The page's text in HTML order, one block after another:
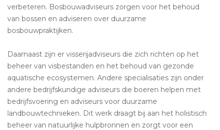
verbeteren. Bosbouwadviseurs zorgen voor het behoud
van bossen en adviseren over duurzame
bosbouwpraktijken.
Daarnaast zijn er visserijadviseurs die zich richten op het
beheer van visbestanden en het behoud van gezonde
aquatische ecosystemen. Andere specialisaties zijn onder
andere bedrijfskundige adviseurs die boeren helpen met
bedrijfsvoering en adviseurs voor duurzame
landbouwtechnieken. Dit werk draagt bij aan het holistisch
beheer van natuurlijke hulpbronnen en zorgt voor een